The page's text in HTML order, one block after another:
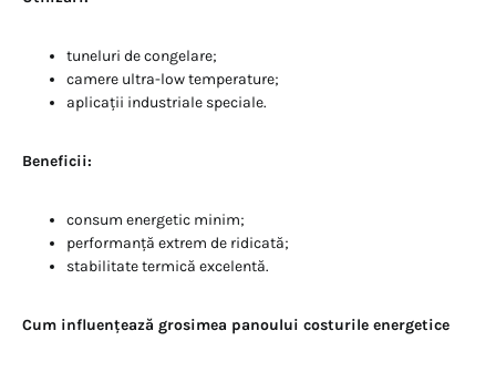
tuneluri de congelare;
camere ultra-low temperature;
aplicații industriale speciale.
Beneficii:
consum energetic minim;
performanță extrem de ridicată;
stabilitate termică excelentă.
Cum influențează grosimea panoului costurile energetice